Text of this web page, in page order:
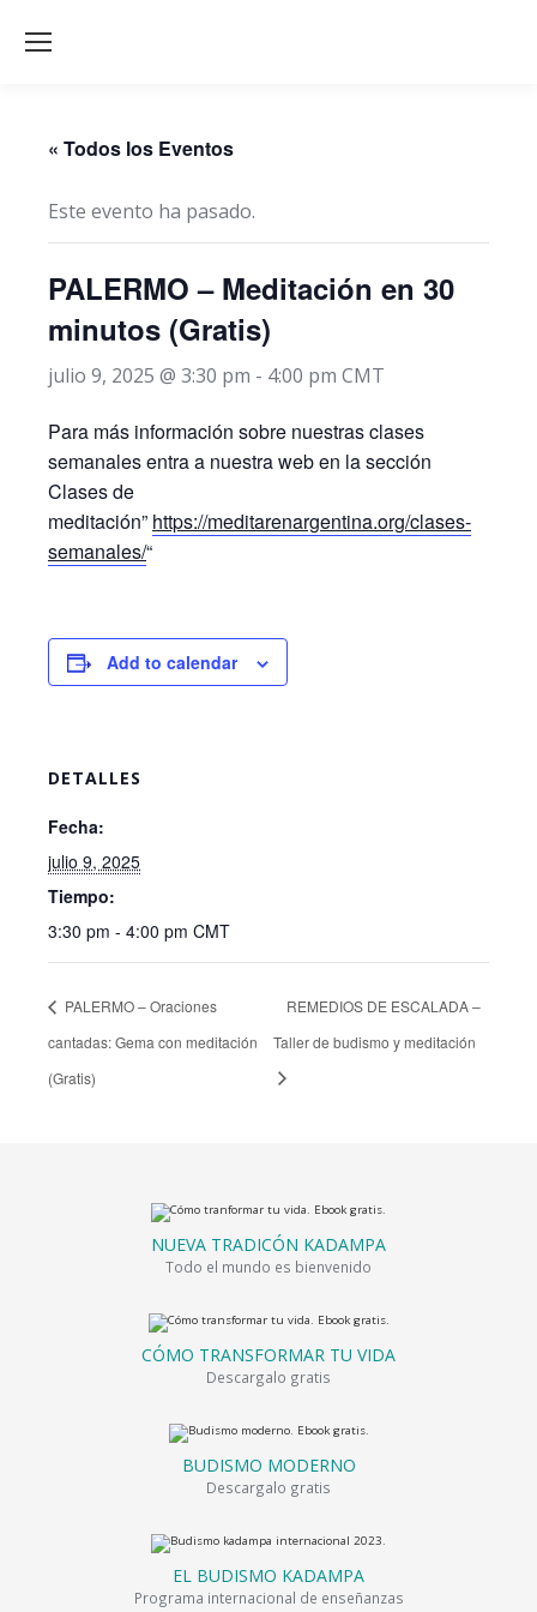
« Todos los Eventos
Este evento ha pasado.
PALERMO – Meditación en 30
minutos (Gratis)
julio 9, 2025 @ 3:30 pm - 4:00 pm CMT
Para más información sobre nuestras clases
semanales entra a nuestra web en la sección
Clases de
meditación” https://meditarenargentina.org/clases-
semanales/“
Add to calendar
DETALLES
Fecha:
julio 9, 2025
Tiempo:
3:30 pm - 4:00 pm CMT
PALERMO – Oraciones
cantadas: Gema con meditación
(Gratis)
REMEDIOS DE ESCALADA –
Taller de budismo y meditación
NUEVA TRADICÓN KADAMPA
Todo el mundo es bienvenido
CÓMO TRANSFORMAR TU VIDA
Descargalo gratis
BUDISMO MODERNO
Descargalo gratis
EL BUDISMO KADAMPA
Programa internacional de enseñanzas